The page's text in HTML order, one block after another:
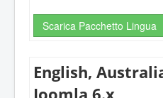
Scarica Pacchetto Lingua
English,